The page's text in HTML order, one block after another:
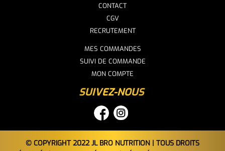
CONTACT
CGV
RECRUTEMENT
MES COMMANDES
SUIVI DE COMMANDE
MON COMPTE
SUIVEZ-NOUS
© COPYRIGHT 2022 JL BRO NUTRITION | TOUS DROITS